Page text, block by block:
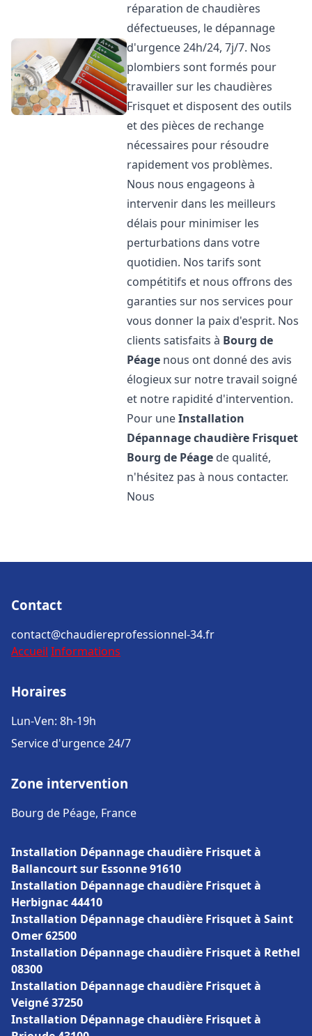
réparation de chaudières
défectueuses, le dépannage
d'urgence 24h/24, 7j/7. Nos
plombiers sont formés pour
travailler sur les chaudières
Frisquet et disposent des outils
et des pièces de rechange
nécessaires pour résoudre
rapidement vos problèmes.
Nous nous engageons à
intervenir dans les meilleurs
délais pour minimiser les
perturbations dans votre
quotidien. Nos tarifs sont
compétitifs et nous offrons des
garanties sur nos services pour
vous donner la paix d'esprit. Nos
clients satisfaits à Bourg de
Péage nous ont donné des avis
élogieux sur notre travail soigné
et notre rapidité d'intervention.
Pour uneInstallation
Dépannage chaudière Frisquet
Bourg de Péage de qualité,
n'hésitez pas à nous contacter.
Nous
Contact
contact@chaudiereprofessionnel-34.fr
Accueil Informations
Horaires
Lun-Ven: 8h-19h
Service d'urgence 24/7
Zone intervention
Bourg de Péage, France
Installation Dépannage chaudière Frisquet à
Ballancourt sur Essonne 91610
Installation Dépannage chaudière Frisquet à
Herbignac 44410
Installation Dépannage chaudière Frisquet à Saint
Omer 62500
Installation Dépannage chaudière Frisquet à Rethel
08300
Installation Dépannage chaudière Frisquet à
Veigné 37250
Installation Dépannage chaudière Frisquet à